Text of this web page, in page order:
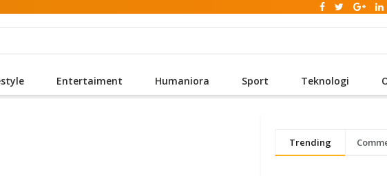
Entertaiment Humaniora Sport Teknologi
Trending